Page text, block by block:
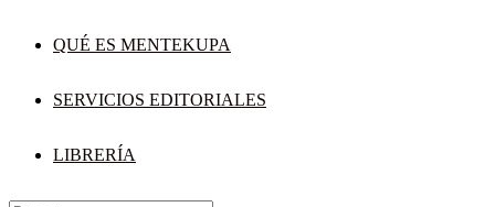
QUÉ ES MENTEKUPA
SERVICIOS EDITORIALES
LIBRERÍA